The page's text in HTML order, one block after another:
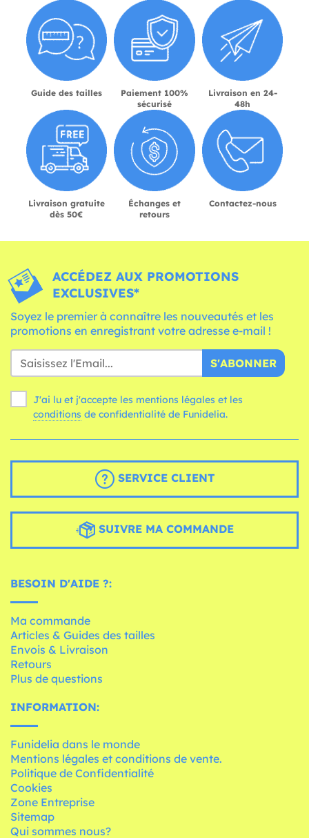
Guide des tailles
Paiement 100%
sécurisé
Livraison en 24-
48h
Livraison gratuite
dès 50€
Échanges et
retours
Contactez-nous
ACCÉDEZ AUX PROMOTIONS
EXCLUSIVES*
Soyez le premier à connaître les nouveautés et les
promotions en enregistrant votre adresse e-mail !
S'ABONNER
J'ai lu et j'accepte les mentions légales et les
conditions de confidentialité de Funidelia.
SERVICE CLIENT
SUIVRE MA COMMANDE
BESOIN D'AIDE ?:
Ma commande
Articles & Guides des tailles
Envois & Livraison
Retours
Plus de questions
INFORMATION:
Funidelia dans le monde
Mentions légales et conditions de vente.
Politique de Confidentialité
Cookies
Zone Entreprise
Sitemap
Qui sommes nous?